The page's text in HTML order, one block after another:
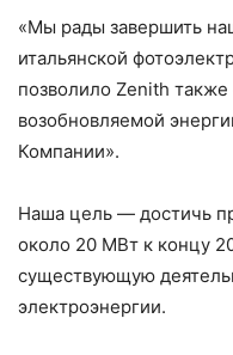
«Мы рады завершить
итальянской
позволило Zenith
возобновляемой
Компании».
Наша цель — достичь
около 20 МВт к концу
существующую
электроэнергии.